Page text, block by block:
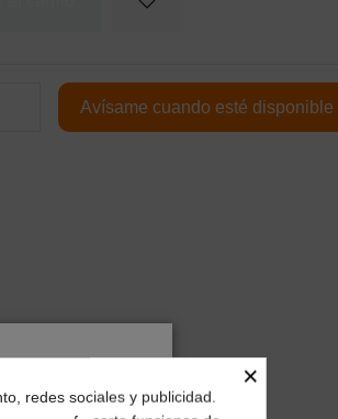
pedido? ×
redes sociales y publicidad.